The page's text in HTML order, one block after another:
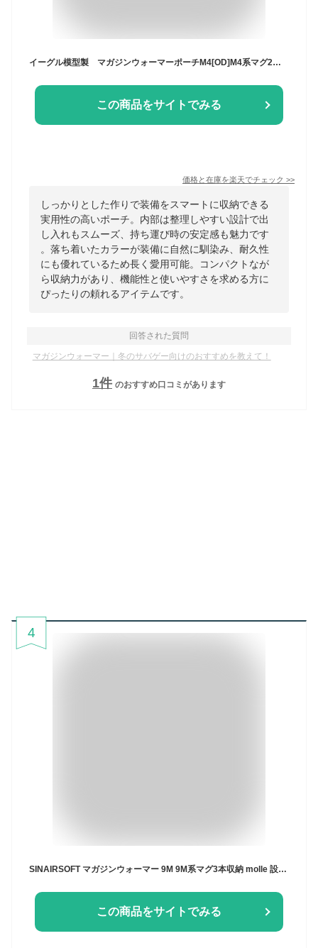
この商品をサイトでみる
価格と在庫を楽天でチェック >>
しっかりとした作りで装備をスマートに収納できる
実用性の高いポーチ。内部は整理しやすい設計で出
し入れもスムーズ、持ち運び時の安定感も魅力です
。落ち着いたカラーが装備に自然に馴染み、耐久性
にも優れているため長く愛用可能。コンパクトなが
ら収納力があり、機能性と使いやすさを求める方に
ぴったりの頼れるアイテムです。
回答された質問
マガジンウォーマー｜冬のサバゲー向けのおすすめを教えて！
1件 のおすすめ口コミがあります
4
この商品をサイトでみる